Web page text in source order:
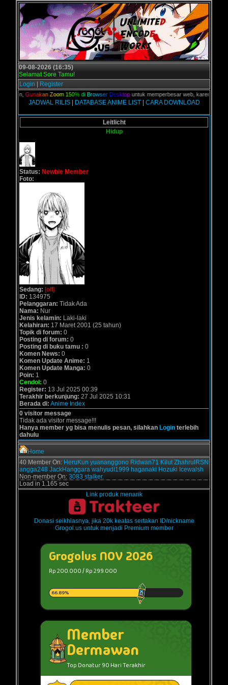
09-08-2026 (16:35)
Selamat Sore Tamu!
Login
Register
kalian,G unakan Zoom 150% di Br owser Desktopuntuk memperbesar web, karena
JADWAL RILIS| DATABASE ANIME LIST| CARA DOWNLOAD
Leitlicht
Hidup
Status: Newbie Member
Foto:
Sedang: [off]
ID: 134975
Pelanggaran: Tidak Ada
Nama: Nur
Jenis kelamin: Laki-laki
Kelahiran: 17 Maret 2001 (25 tahun)
Topik di forum: 0
Posting di forum: 0
Posting di buku tamu : 0
Komen News: 0
Komen Update Anime: 1
Komen Update Manga: 0
Poin: 1
Cendol: 0
Register: 13 Jul 2025 00:39
Terakhir berkunjung: 27 Jul 2025 10:31
Berada di: Anime Index
0 visitor message
Tidak ada visitor message!!!
Hanya member yg bisa menulis pesan, silahkan Login terlebih
dahulu
Home
40 Member On: HeruKun yuananggono Ridwan71 Kilut ZhahrulRSN
angga248 JackHanggara wahyudi1999 haganaki Hozuki Icewalsh
Non-member On: 3083 stalker.
Load in 1.165 sec
Link produk menarik
Donasi seikhlasnya, jika 20k keatas sertakan ID/nickname
Grogol.us untuk menjadi Premium member